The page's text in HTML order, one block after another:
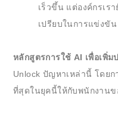
เร็วขึ้น แต่องค์กรเร
เปรียบในการแข่งขัน
หลักสูตรการใช้ AI เพื่อเพิ่
Unlock ปัญหาเหล่านี้ โดยก
ที่สุดในยุคนี้ให้กับพนักงาน